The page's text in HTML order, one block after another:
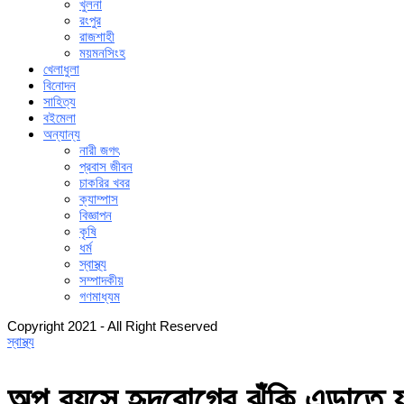
খুলনা
রংপুর
রাজশাহী
ময়মনসিংহ
খেলাধুলা
বিনোদন
সাহিত্য
বইমেলা
অন্যান্য
নারী জগৎ
প্রবাস জীবন
চাকরির খবর
ক্যাম্পাস
বিজ্ঞাপন
কৃষি
ধর্ম
স্বাস্থ্য
সম্পাদকীয়
গণমাধ্যম
Copyright 2021 - All Right Reserved
স্বাস্থ্য